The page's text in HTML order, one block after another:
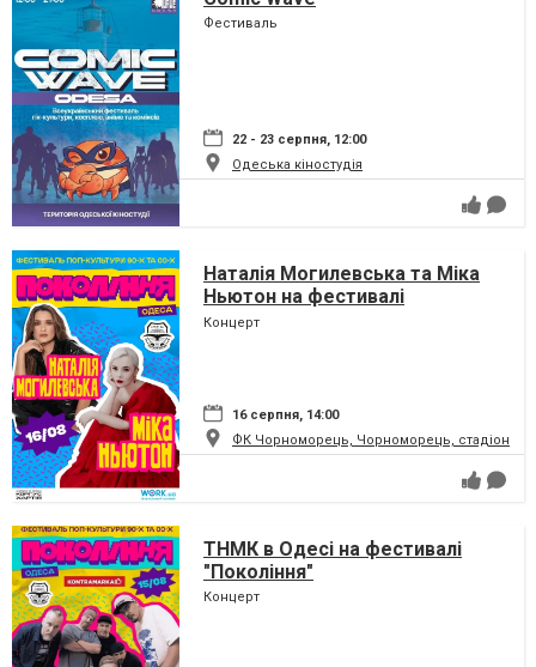
Фестиваль
22 - 23 серпня, 12:00
Одеська кіностудія
Наталія Могилевська та Міка
Ньютон на фестивалі
"Покоління"
Концерт
16 серпня, 14:00
ФК Чорноморець, Чорноморець, стадіон
ТНМК в Одесі на фестивалі
"Покоління"
Концерт